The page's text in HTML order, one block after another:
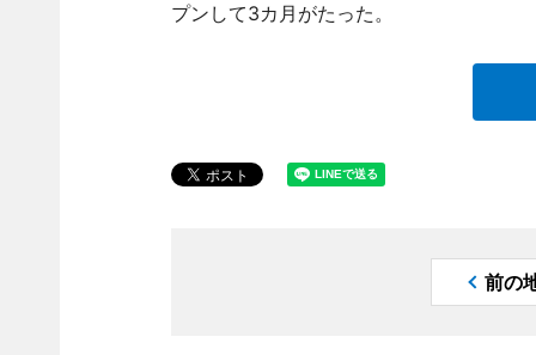
プンして3カ月がたった。
前の